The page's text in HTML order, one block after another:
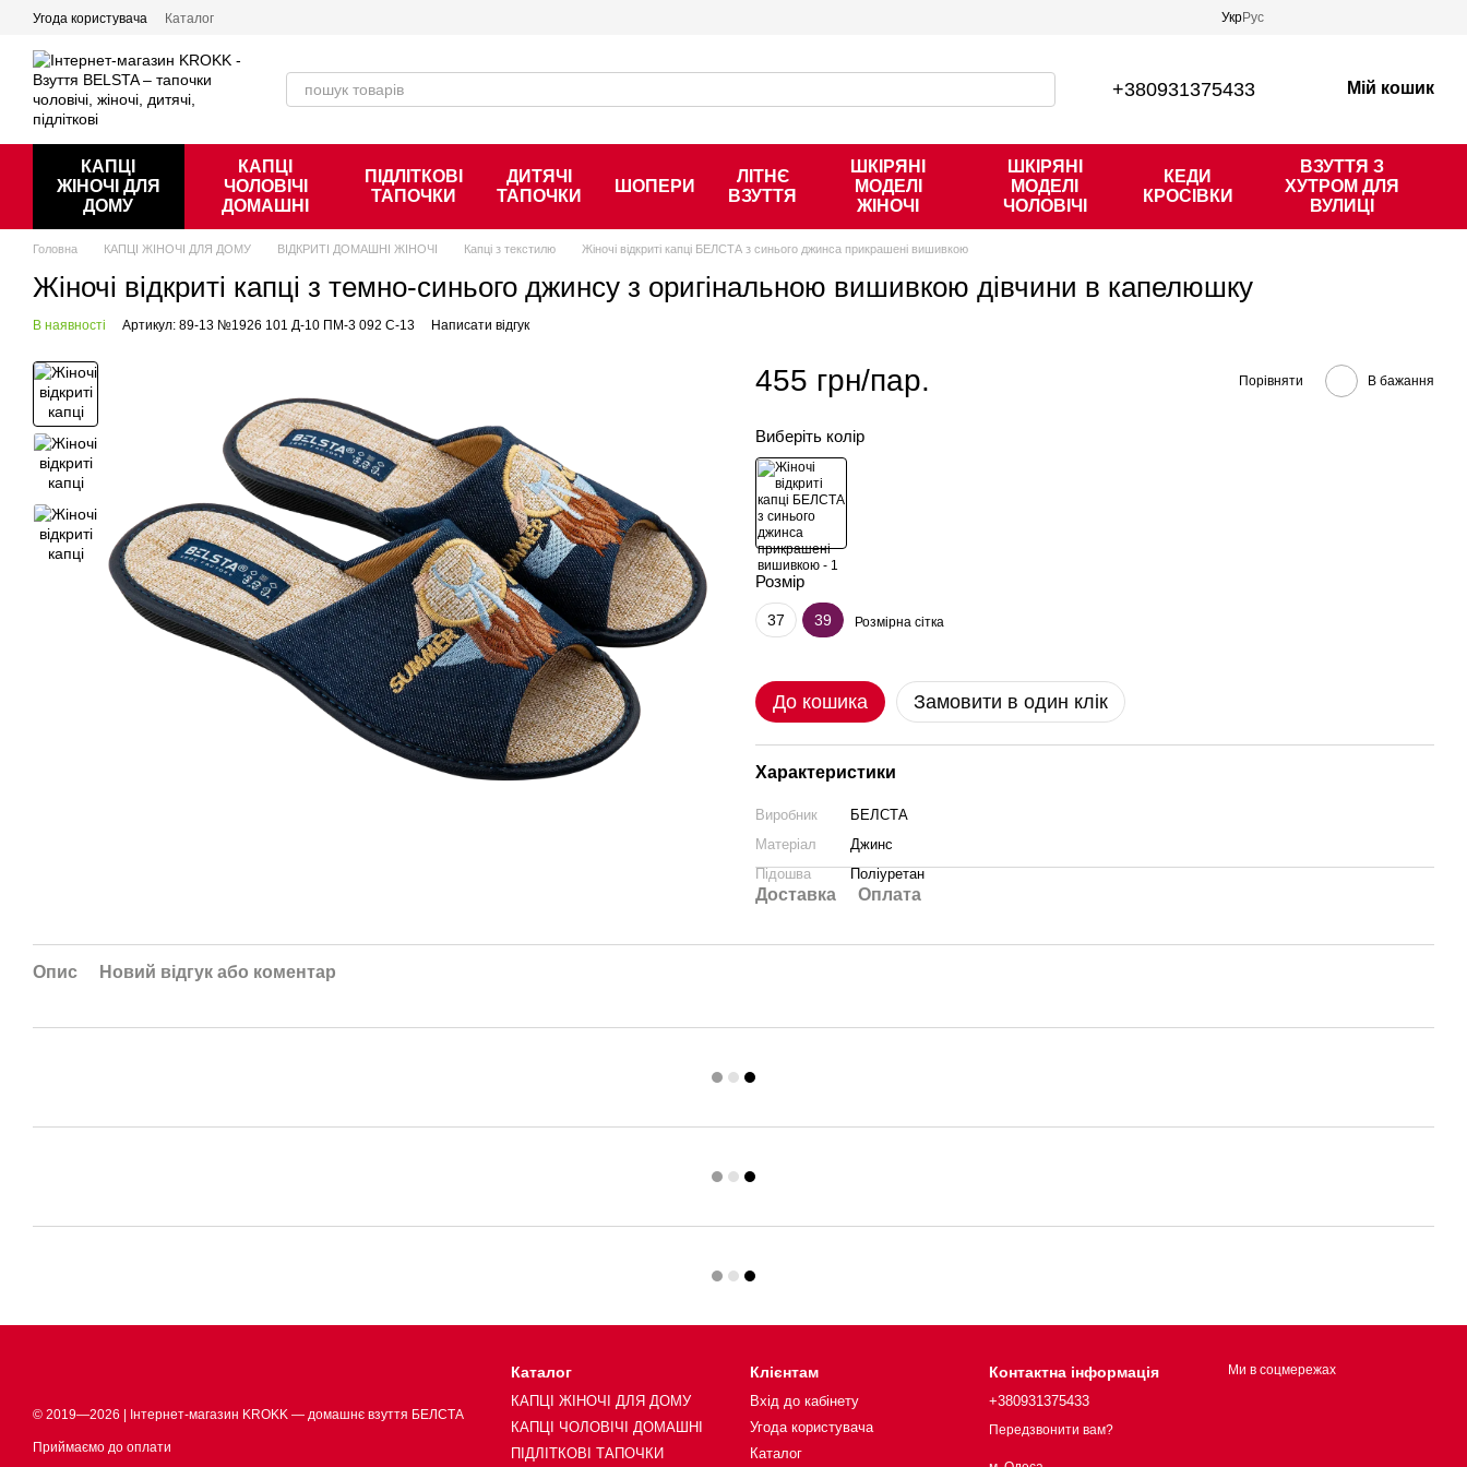
Перейти к основному контенту
Угода користувача Каталог УкрРус
+380931375433 Мій кошик
КАПЦІ
ЖІНОЧІ ДЛЯ
ДОМУ
КАПЦІ
ЧОЛОВІЧІ
ДОМАШНІ
ПІДЛІТКОВІ
ТАПОЧКИ
ДИТЯЧІ
ТАПОЧКИ
ШОПЕРИ
ЛІТНЄ
ВЗУТТЯ
ШКІРЯНІ
МОДЕЛІ
ЖІНОЧІ
ШКІРЯНІ
МОДЕЛІ
ЧОЛОВІЧІ
КЕДИ
КРОСІВКИ
ВЗУТТЯ З
ХУТРОМ ДЛЯ
ВУЛИЦІ
Головна КАПЦІ ЖІНОЧІ ДЛЯ ДОМУ ВІДКРИТІ ДОМАШНІ ЖІНОЧІ Капці з текстилю Жіночі відкриті капці БЕЛСТА з синього джинса прикрашені вишивкою
Жіночі відкриті капці з темно-синього джинсу з оригінальною вишивкою дівчини в капелюшку
В наявності Артикул: 89-13 №1926 101 Д-10 ПМ-3 092 C-13 Написати відгук
455 грн/пар. Порівняти В бажання
Виберіть колір
Розмір
37 39 Розмірна сітка
До кошика Замовити в один клік
Характеристики
Виробник
БЕЛСТА
Матеріал
Джинс
Підошва
Поліуретан
Доставка Оплата
Опис Новий відгук або коментар
© 2019—2026 | Інтернет-магазин KROKK — домашнє взуття БЕЛСТА
Приймаємо до оплати
Каталог
КАПЦІ ЖІНОЧІ ДЛЯ ДОМУ
КАПЦІ ЧОЛОВІЧІ ДОМАШНІ
ПІДЛІТКОВІ ТАПОЧКИ
Клієнтам
Вхід до кабінету
Угода користувача
Каталог
Контактна інформація
+380931375433
Передзвонити вам?
Ми в соцмережах